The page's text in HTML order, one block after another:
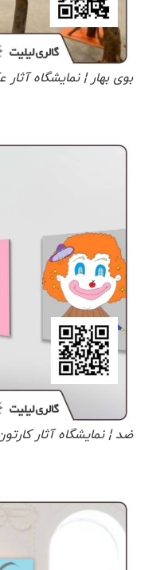
بوی بهار ¦ نمایشگاه
ضد ¦ نمایشگاه آثار